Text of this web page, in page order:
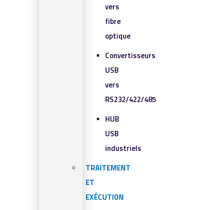
vers
fibre
optique
Convertisseurs
USB
vers
RS232/422/485
HUB
USB
industriels
TRAITEMENT
ET
EXÉCUTION